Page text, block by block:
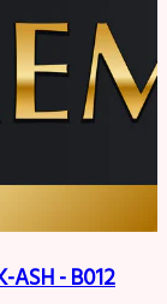
ASH - B012